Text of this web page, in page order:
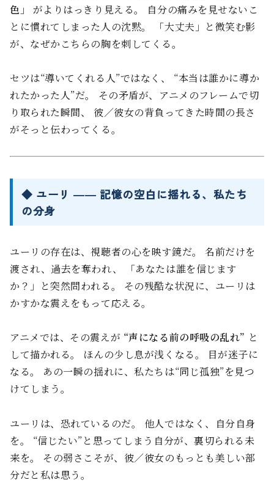
色」
がよりはっきり見える。 自分の痛みを見せないこ
とに慣れてしまった人の沈黙。 「大丈夫」と微笑む影
が、なぜかこちらの胸を刺してくる。
セツは“導いてくれる人”ではなく、 “本当は誰かに導か
れたかった人”だ。 その矛盾が、アニメのフレームで切
り取られた瞬間、 彼／彼女の背負ってきた時間の長さ
がそっと伝わってくる。
◆ ユーリ ―― 記憶の空白に揺れる、私たち
の分身
ユーリの存在は、視聴者の心を映す鏡だ。 名前だけを
渡され、過去を奪われ、 「あなたは誰を信じます
か？」と突然問われる。 その残酷な状況に、ユーリは
かすかな震えをもって応える。
アニメでは、その震えが “声になる前の呼吸の乱れ” と
して描かれる。 ほんの少し息が浅くなる。 目が迷子に
なる。 あの一瞬の揺れに、私たちは“同じ孤独”を見つ
けてしまう。
ユーリは、恐れているのだ。 他人ではなく、自分自身
を。 “信じたい”と思ってしまう自分が、裏切られる未
来を。 その弱さこそが、彼／彼女のもっとも美しい部
分だと私は思う。